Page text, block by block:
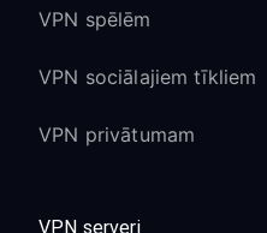
VPN spēlēm
VPN sociālajiem tīkliem
VPN privātumam
VPN serveri